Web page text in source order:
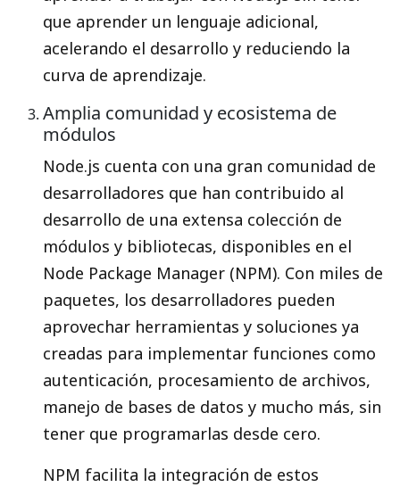
que aprender un lenguaje adicional,
acelerando el desarrollo y reduciendo la
curva de aprendizaje.
Amplia comunidad y ecosistema de
módulos
Node.js cuenta con una gran comunidad de
desarrolladores que han contribuido al
desarrollo de una extensa colección de
módulos y bibliotecas, disponibles en el
Node Package Manager (NPM). Con miles de
paquetes, los desarrolladores pueden
aprovechar herramientas y soluciones ya
creadas para implementar funciones como
autenticación, procesamiento de archivos,
manejo de bases de datos y mucho más, sin
tener que programarlas desde cero.
NPM facilita la integración de estos